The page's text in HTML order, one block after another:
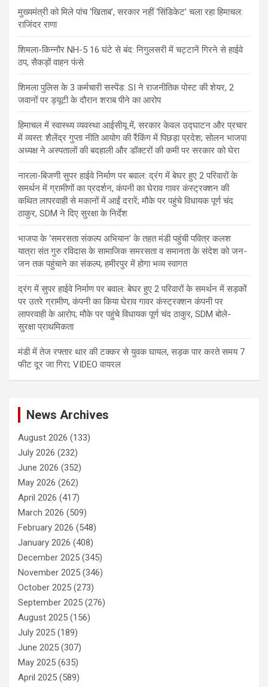
मुख्यमंत्री को मिले पांच ‘खिताब’, सरकार नहीं ‘सिंडिकेट’ चला रहा हिमाचल:
राजिंदर राणा
शिमला-किन्नौर NH-5 16 घंटे से बंद: निगुलसरी में चट्टानें गिरने से हाईवे
ठप, सैकड़ों वाहन फंसे
शिमला पुलिस के 3 कर्मचारी सस्पेंड: SI ने राजनीतिक पोस्ट की शेयर, 2
जवानों पर ड्यूटी के दौरान शराब पीने का आरोप
हिमाचल में स्वास्थ्य व्यवस्था आईसीयू में, सरकार केवल उद्घाटन और प्रचार
में व्यस्त: शैलेंद्र गुप्ता नीति आयोग की रैंकिंग में पिछड़ा प्रदेश; सोलन भाजपा
अध्यक्ष ने अस्पतालों की बदहाली और डॉक्टरों की कमी पर सरकार को घेरा
नारला-बिजणी सुपर हाईवे निर्माण पर बवाल: द्रंग में बेघर हुए 2 परिवारों के
समर्थन में ग्रामीणों का प्रदर्शन, कंपनी का घेराव गावर कंस्ट्रक्शन की
कथित लापरवाही से मकानों में आईं दरारें; मौके पर पहुंचे विधायक पूर्ण चंद
ठाकुर, SDM ने दिए सुरक्षा के निर्देश
भाजपा के ‘समरसता संकल्प अभियान’ के तहत मंडी पहुंची पवित्र कलश
यात्रा संत गुरु रविदास के सामाजिक समरसता व समानता के संदेश को जन-
जन तक पहुंचाने का संकल्प; हमीरपुर में होगा भव्य स्वागत
द्रंग में सुपर हाईवे निर्माण पर बवाल: बेघर हुए 2 परिवारों के समर्थन में सड़कों
पर उतरे ग्रामीण, कंपनी का किया घेराव गावर कंस्ट्रक्शन कंपनी पर
लापरवाही के आरोप; मौके पर पहुंचे विधायक पूर्ण चंद ठाकुर, SDM बोले-
सुरक्षा प्राथमिकता
मंडी में तेज रफ्तार थार की टक्कर से युवक घायल, सड़क पार करते समय 7
फीट दूर जा गिरा; VIDEO वायरल
News Archives
August 2026 (133)
July 2026 (232)
June 2026 (352)
May 2026 (262)
April 2026 (417)
March 2026 (509)
February 2026 (548)
January 2026 (408)
December 2025 (345)
November 2025 (346)
October 2025 (273)
September 2025 (276)
August 2025 (156)
July 2025 (189)
June 2025 (307)
May 2025 (635)
April 2025 (589)